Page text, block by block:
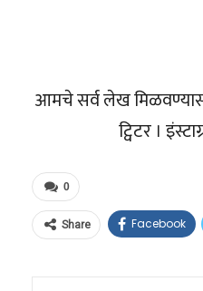
आमचे सर्व लेख
ट्विटर ।
0
Share Facebook